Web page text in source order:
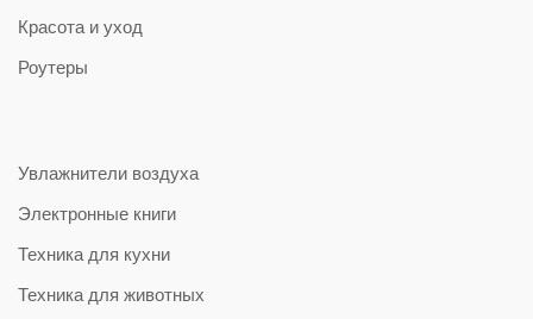
Красота и уход
Роутеры
Увлажнители воздуха
Электронные книги
Техника для кухни
Техника для животных